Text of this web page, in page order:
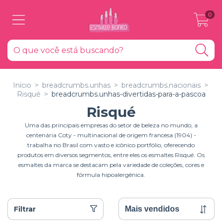
0
Início > breadcrumbs.unhas > breadcrumbs.nacionais >
Risqué > breadcrumbs.unhas-divertidas-para-a-pascoa
Risqué
Uma das principais empresas do setor de beleza no mundo, a
centenária Coty - multinacional de origem francesa (1904) -
trabalha no Brasil com vasto e icônico portfólio, oferecendo
produtos em diversos segmentos, entre eles os esmaltes Risqué. Os
esmaltes da marca se destacam pela variedade de coleções, cores e
fórmula hipoalergênica.
Filtrar